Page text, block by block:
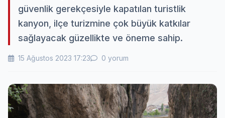
güvenlik gerekçesiyle kapatılan turistlik
kanyon, ilçe turizmine çok büyük katkılar
sağlayacak güzellikte ve öneme sahip.
15 Ağustos 2023 17:23 0 yorum